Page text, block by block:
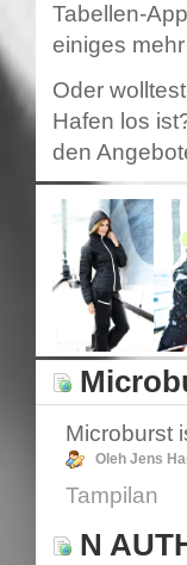
Tabellen-
einiges
Oder
Hafen los
den
Microburst
Oleh Jens
Tampilan
N